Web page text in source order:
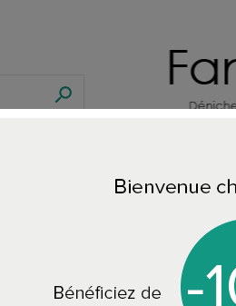
BIJOUX
- PAPIERS PEINTS - TAPIS -